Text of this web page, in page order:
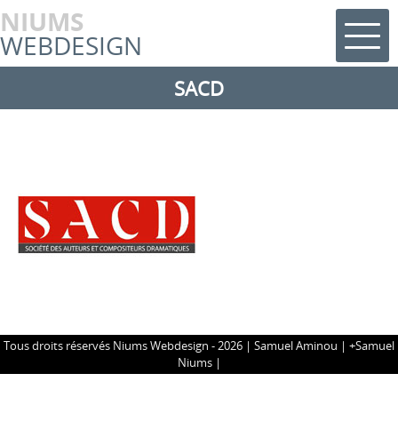
NIUMS
WEBDESIGN
SACD
Tous droits réservés Niums Webdesign - 2026 | Samuel Aminou | +Samuel
Niums|